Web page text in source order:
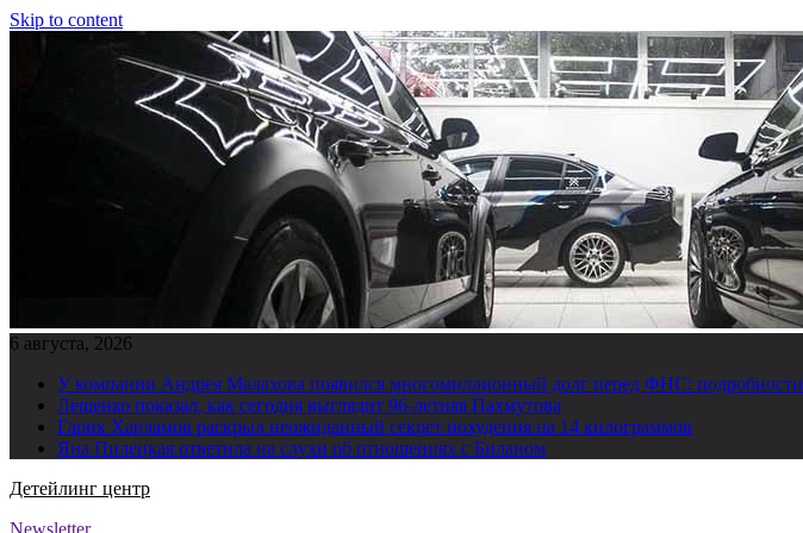
Skip to content
6 августа, 2026
У компании Андрея Малахова появился многомиллионный долг перед ФНС: подробности
Лещенко показал, как сегодня выглядит 96-летняя Пахмутова
Гарик Харламов раскрыл неожиданный секрет похудения на 14 килограммов
Яна Пилецкая ответила на слухи об отношениях с Биланом
Детейлинг центр
Newsletter